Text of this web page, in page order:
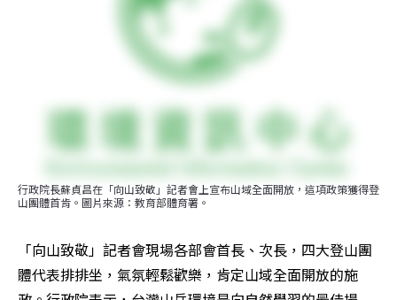
行政院長蘇貞昌在「向山致敬」記者會上宣布山域全面開放，這項政策獲得登
山團體首肯。圖片來源：教育部體育署。
「向山致敬」記者會現場各部會首長、次長，四大登山團
體代表排排坐，氣氛輕鬆歡樂，肯定山域全面開放的施